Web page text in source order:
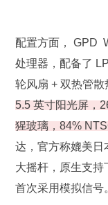
配置方面， GPD
处理器，配备了
轮风扇 + 双热管散
5.5 英寸阳光屏，
猩玻璃，84%
达，官方称媲美日
大摇杆，原生支持
首次采用模拟信号